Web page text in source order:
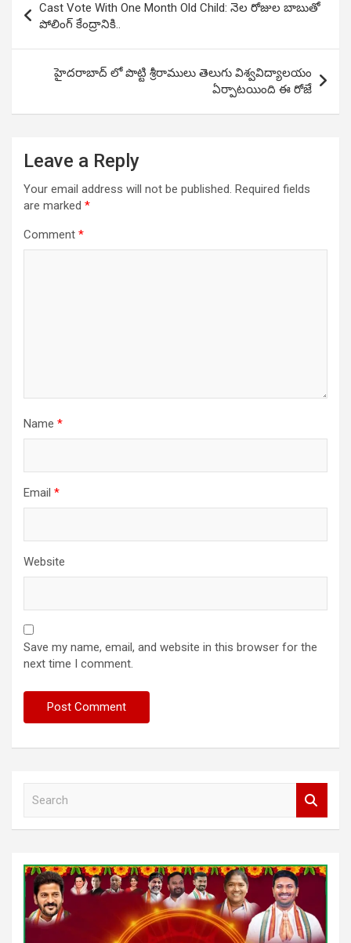
navigation
Cast Vote With One Month Old Child: నెల రోజుల బాబుతో
పోలింగ్‌ కేంద్రానికి..
హైదరాబాద్ లో పొట్టి శ్రీరాములు తెలుగు విశ్వవిద్యాలయం
ఏర్పాటయింది ఈ రోజే
Leave a Reply
Your email address will not be published. Required fields
are marked *
Comment *
Name *
Email *
Website
Save my name, email, and website in this browser for the
next time I comment.
h